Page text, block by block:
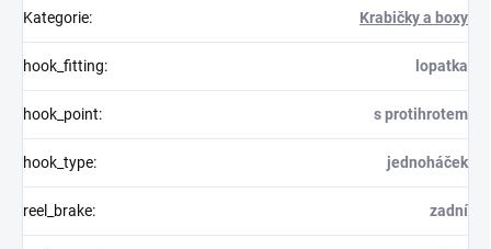
Kategorie: Krabičky a boxy
hook_fitting: lopatka
hook_point: s protihrotem
hook_type: jednoháček
reel_brake: zadní